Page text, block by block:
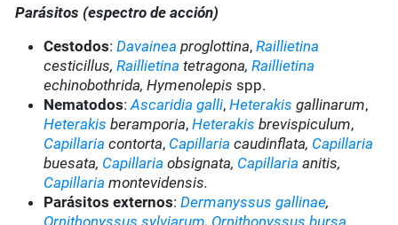
Parásitos (espectro de acción)
Cestodos:Davainea proglottina,Raillietina
cesticillus,Raillietinatetragona,Raillietina
echinobothrida, Hymenolepis spp.
Nematodos:Ascaridia galli,Heterakis gallinarum,
Heterakis beramporia,Heterakis brevispiculum,
Capillaria contorta, Capillariacaudinflata, Capillaria
buesata, Capillaria obsignata, Capillaria anitis,
Capillaria montevidensis.
Parásitos externos: Dermanyssus gallinae,